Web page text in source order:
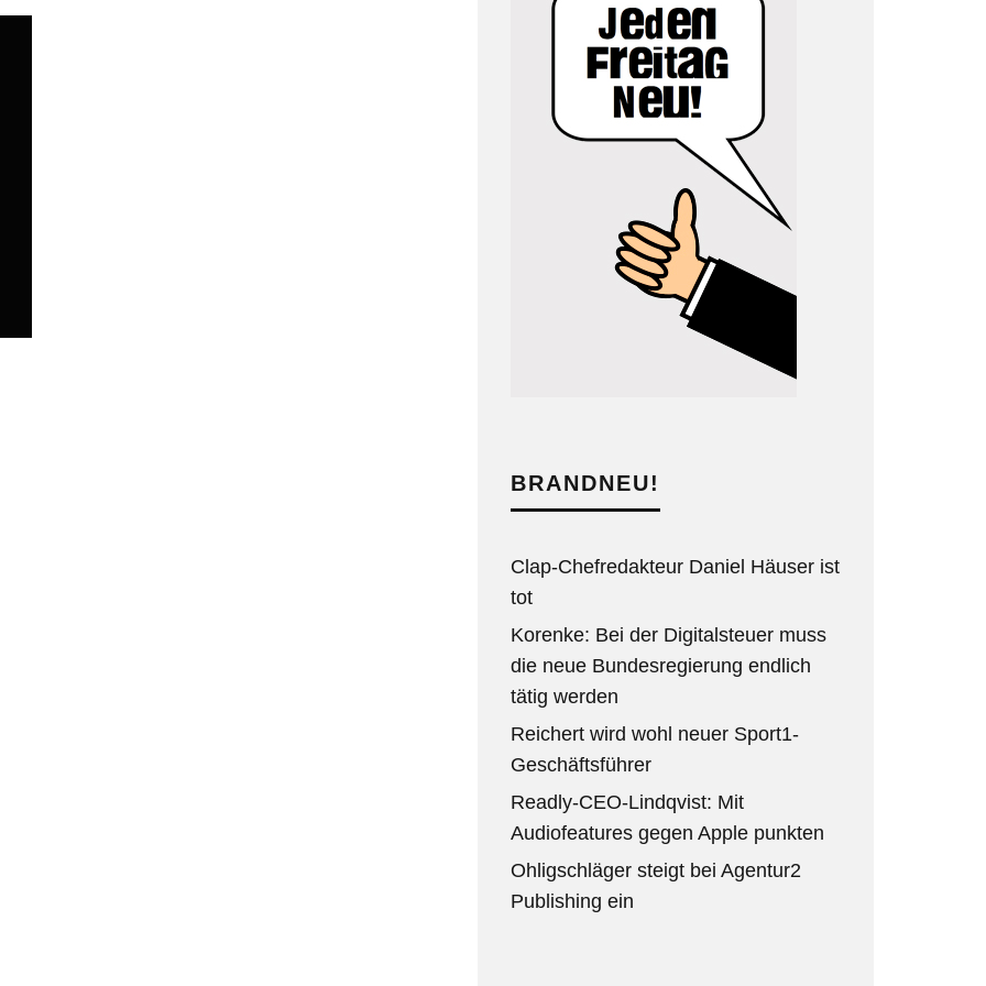
BRANDNEU!
Clap-Chefredakteur Daniel Häuser ist
tot
Korenke: Bei der Digitalsteuer muss
die neue Bundesregierung endlich
tätig werden
Reichert wird wohl neuer Sport1-
Geschäftsführer
Readly-CEO-Lindqvist: Mit
Audiofeatures gegen Apple punkten
Ohligschläger steigt bei Agentur2
Publishing ein